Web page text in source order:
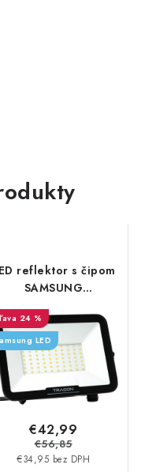
reflektor s čipom
SAMSUNG
W/10 000 lm/4000 K
24 %
LED
€34,95 bez DPH
€42,99
€56,85